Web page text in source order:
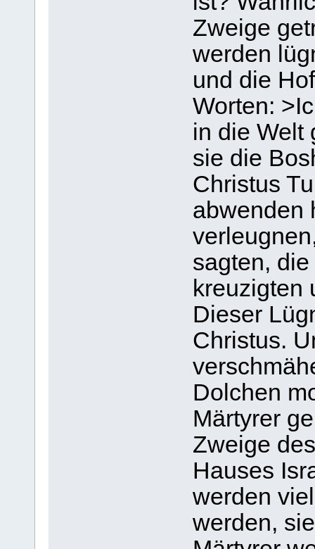
Zweige
werden
und die
Worten:
in die Welt
sie die
Christus
abwenden
sagten,
kreuzigten
Dieser
Christus.
Dolchen
Märtyrer
Zweige
Hauses
werden
werden,